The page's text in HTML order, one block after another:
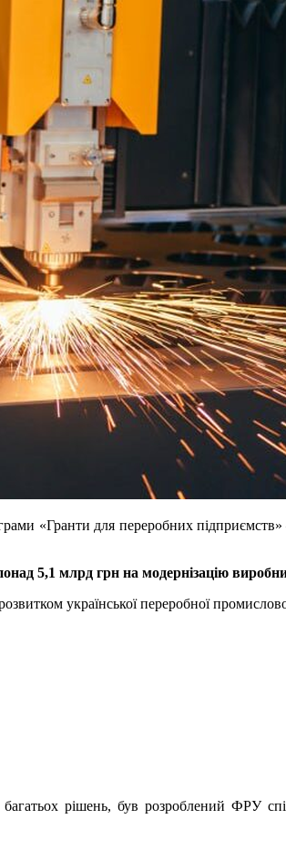
«Гранти для переробних
5,1 млрд грн на модернізацію
української переробної
рішень, був розроблений ФРУ